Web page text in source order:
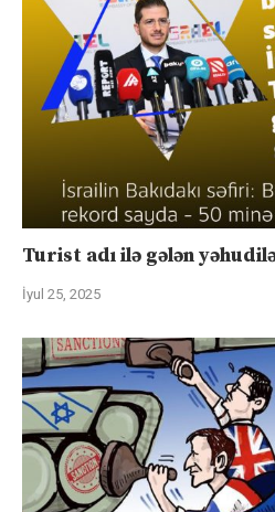
Turist adı ilə gələn
İyul 25, 2025